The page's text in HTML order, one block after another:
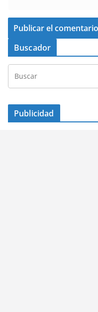
Buscador
Publicidad